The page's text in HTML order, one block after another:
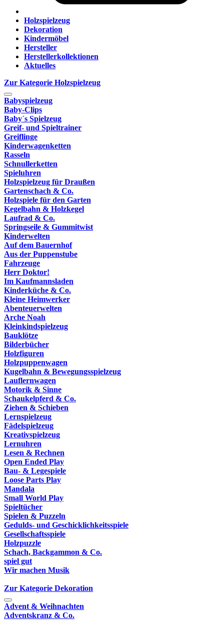
Holzspielzeug
Dekoration
Kindermöbel
Hersteller
Herstellerkollektionen
Aktuelles
Zur Kategorie Holzspielzeug
Babyspielzeug
Baby-Clips
Baby´s Spielzeug
Greif- und Spieltrainer
Greiflinge
Kinderwagenketten
Rasseln
Schnullerketten
Spieluhren
Holzspielzeug für Draußen
Gartenschach & Co.
Holzspiele für den Garten
Kegelbahn & Holzkegel
Laufrad & Co.
Springseile & Gummitwist
Kinderwelten
Auf dem Bauernhof
Aus der Puppenstube
Fahrzeuge
Herr Doktor!
Im Kaufmannsladen
Kinderküche & Co.
Kleine Heimwerker
Abenteuerwelten
Arche Noah
Kleinkindspielzeug
Bauklötze
Bilderbücher
Holzfiguren
Holzpuppenwagen
Kugelbahn & Bewegungsspielzeug
Lauflernwagen
Motorik & Sinne
Schaukelpferd & Co.
Ziehen & Schieben
Lernspielzeug
Fädelspielzeug
Kreativspielzeug
Lernuhren
Lesen & Rechnen
Open Ended Play
Bau- & Legespiele
Loose Parts Play
Mandala
Small World Play
Spieltücher
Spielen & Puzzeln
Gedulds- und Geschicklichkeitsspiele
Gesellschaftsspiele
Holzpuzzle
Schach, Backgammon & Co.
spiel gut
Wir machen Musik
Zur Kategorie Dekoration
Advent & Weihnachten
Adventskranz & Co.